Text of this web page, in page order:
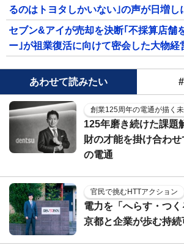
るのはトヨタしかいない｣の声が日増し
セブン&アイが売却を決断｢不採算店舗
ー｣が祖業復活に向けて密会した大物経
あわせて読みたい
創業125周年の電通が描く
125年磨き続けた課題
財の才能を掛け合わ
の電通
官民で挑むHTTアクション
電力を「へらす・つ
京都と企業が歩む持